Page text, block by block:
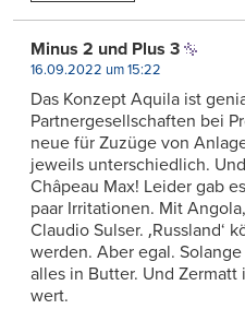
Minus 2 und Plus 3
16.09.2022 um 15:22
Das Konzept Aquila ist
Partnergesellschaften bei
neue für Zuzüge von
jeweils unterschiedlich.
Châpeau Max! Leider gab
paar Irritationen. Mit
Claudio Sulser. ‚Russland‘
werden. Aber egal.
alles in Butter. Und
wert.